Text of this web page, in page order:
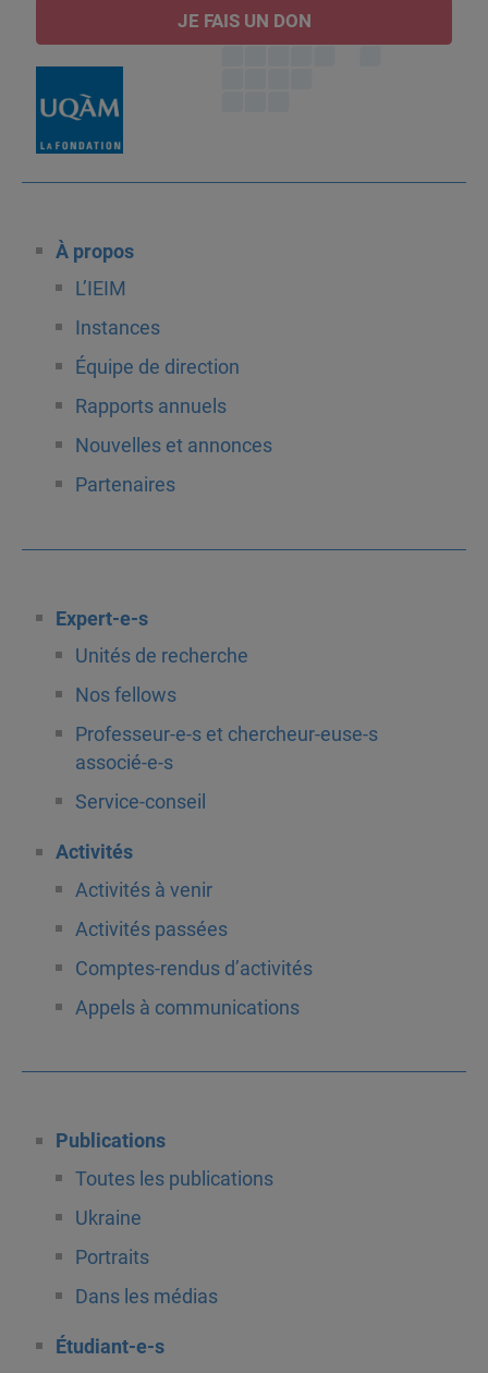
JE FAIS UN DON
À propos
L’IEIM
Instances
Équipe de direction
Rapports annuels
Nouvelles et annonces
Partenaires
Expert-e-s
Unités de recherche
Nos fellows
Professeur-e-s et chercheur-euse-s
associé-e-s
Service-conseil
Activités
Activités à venir
Activités passées
Comptes-rendus d’activités
Appels à communications
Publications
Toutes les publications
Ukraine
Portraits
Dans les médias
Étudiant-e-s